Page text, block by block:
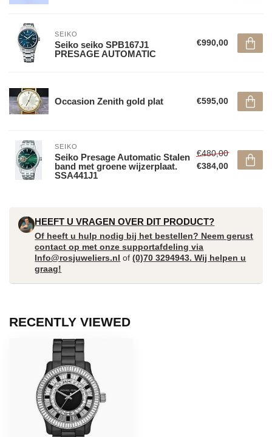
SEIKO
Seiko seiko SPB167J1
PRESAGE AUTOMATIC
€990,00
Occasion Zenith gold plat €595,00
SEIKO
Seiko Presage Automatic Stalen
band met groene wijzerplaat.
SSA441J1
€480,00
€384,00
HEEFT U VRAGEN OVER DIT PRODUCT?
Of heeft u hulp nodig bij het bestellen? Neem gerust
contact op met onze supportafdeling via
Info@rosjuweliers.nl of(0)70 3294943. Wij helpen u
graag!
RECENTLY VIEWED